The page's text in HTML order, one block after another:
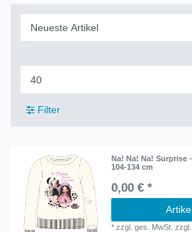
Filter
Na! Na! Na! Surprise
104-134 cm
0,00 € *
*zzgl. ges. MwSt.